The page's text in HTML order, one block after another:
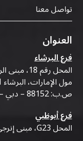
تواصل معنا
العنوان
فرع البرشاء
المحل
مول الإمارات، البرشاء 1، دبي
ص.ب: 88152 – دبي – الإمارات العربية المتحدة
فرع أبوظبي
المحل G23، مبنى إنرجي - مصفح - M20 - أبوظبي